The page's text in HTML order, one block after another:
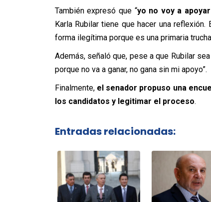
También expresó que “yo no voy a
Karla Rubilar tiene que hacer una
forma ilegítima porque es una primaria
Además, señaló que, pese a que Rubilar
porque no va a ganar, no gana sin mi apoyo”.
Finalmente,el senador propuso una
los candidatos y legitimar el proceso.
Entradas relacionadas: